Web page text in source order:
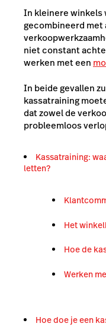
In kleinere winkels
gecombineerd met
niet constant
werken met een
In beide gevallen
kassatraining
dat zowel de
probleemloos
Kassatraining:
letten?
Het
Hoe de
Werken
Hoe doe je een